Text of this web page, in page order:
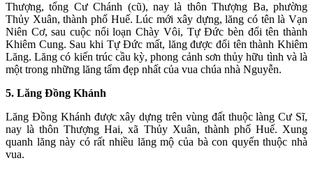
Thượng, tổng Cư Chánh (cũ), nay là thôn Thượng Ba, phường
Thủy Xuân, thành phố Huế. Lúc mới xây dựng, lăng có tên là Vạn
Niên Cơ, sau cuộc nổi loạn Chày Vôi, Tự Đức bèn đổi tên thành
Khiêm Cung. Sau khi Tự Đức mất, lăng được đổi tên thành Khiêm
Lăng. Lăng có kiến trúc cầu kỳ, phong cảnh sơn thủy hữu tình và là
một trong những lăng tẩm đẹp nhất của vua chúa nhà Nguyễn.
5. Lăng Đồng Khánh
Lăng Đồng Khánh được xây dựng trên vùng đất thuộc làng Cư Sĩ,
nay là thôn Thượng Hai, xã Thủy Xuân, thành phố Huế. Xung
quanh lăng này có rất nhiều lăng mộ của bà con quyến thuộc nhà
vua.